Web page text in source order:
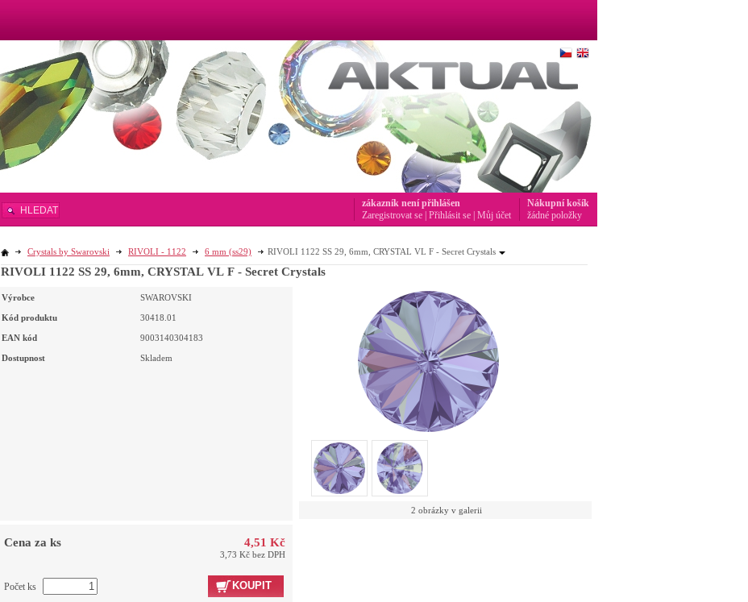
Crystals by Swarovski RIVOLI - 1122 6 mm (ss29) RIVOLI 1122 SS 29, 6mm, CRYSTAL VL F - Secret Crystals
RIVOLI 1122 SS 29, 6mm, CRYSTAL VL F - Secret Crystals
Výrobce SWAROVSKI
Kód produktu 30418.01
EAN kód 9003140304183
Dostupnost Skladem
2 obrázky v galerii
Cena za ks 4,51 Kč
3,73 Kč bez DPH
Počet ks KOUPIT
HLEDAT
Nákupní košík
žádné položky
zákazník není přihlášen
Zaregistrovat se Přihlásit se Můj účet